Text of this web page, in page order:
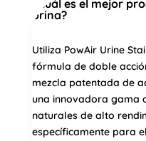
¿Cuál es el mejor
orina?
Utiliza PowAir Urine
fórmula de doble
mezcla patentada de
una innovadora gama
naturales de alto
específicamente para